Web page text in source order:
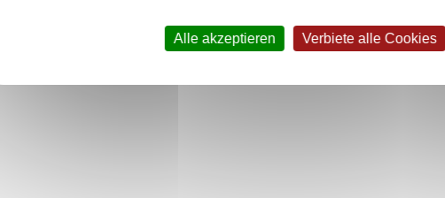
Alle akzeptieren Verbiete alle Cookies